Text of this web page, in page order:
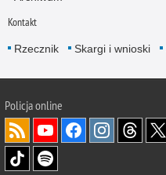
Kontakt
Rzecznik Skargi i wnioski
Policjaonline